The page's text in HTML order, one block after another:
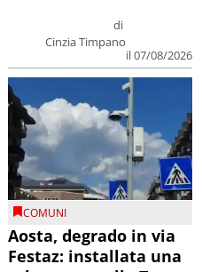
di
Cinzia Timpano
il 07/08/2026
COMUNI
Aosta, degrado in via
Festaz: installata una